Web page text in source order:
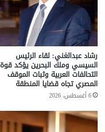
رشاد عبدالغني: لقاء الرئيس
السيسي وملك البحرين يؤكد قوة
التحالفات العربية وثبات الموقف
المصري تجاه قضايا المنطقة
6 أغسطس، 2026